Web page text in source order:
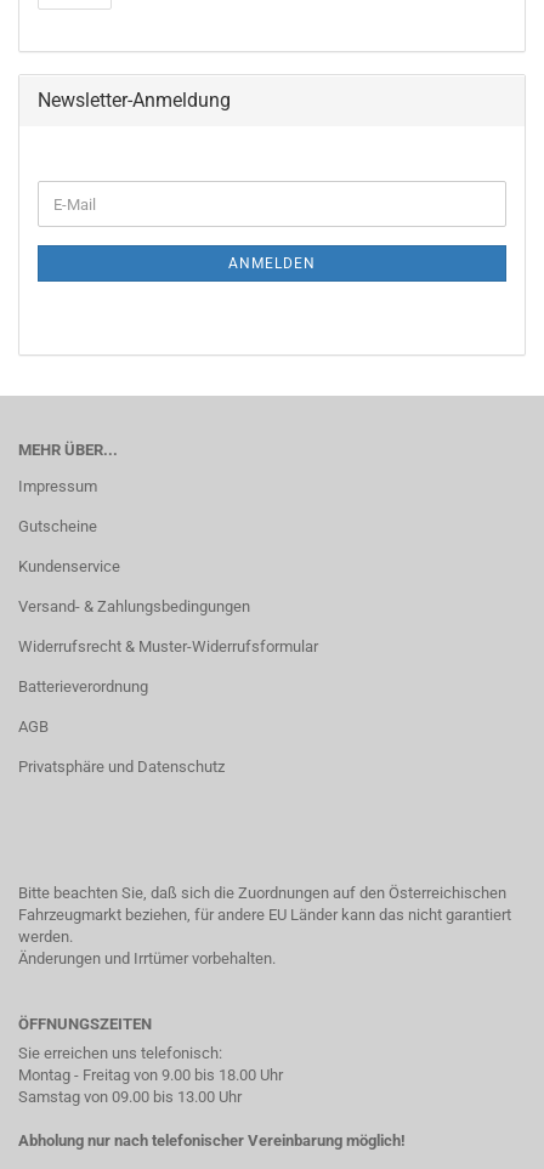
Newsletter-Anmeldung
E-
Mail
ANMELDEN
MEHR ÜBER...
Impressum
Gutscheine
Kundenservice
Versand- & Zahlungsbedingungen
Widerrufsrecht & Muster-Widerrufsformular
Batterieverordnung
AGB
Privatsphäre und Datenschutz
Bitte beachten Sie, daß sich die Zuordnungen auf den Österreichischen
Fahrzeugmarkt beziehen, für andere EU Länder kann das nicht garantiert
werden.
Änderungen und Irrtümer vorbehalten.
ÖFFNUNGSZEITEN
Sie erreichen uns telefonisch:
Montag - Freitag von 9.00 bis 18.00 Uhr
Samstag von 09.00 bis 13.00 Uhr
Abholung nur nach telefonischer Vereinbarung möglich!